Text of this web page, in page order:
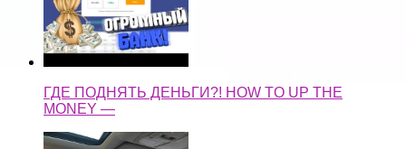
ГДЕ ПОДНЯТЬ ДЕНЬГИ?! HOW TO UP THE
MONEY —